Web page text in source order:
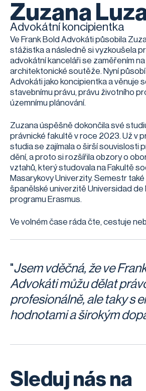
Zuzana
Advokátní koncipientka
Ve Frank Bold Advokáti působila
stážistka a následně si vyzkoušela
advokátní kanceláři se zaměřením
architektonické soutěže. Nyní působí
Advokáti jako koncipientka a věnuje
stavebnímu právu, právu životního
územnímu plánování.
Zuzana úspěšně dokončila své
právnické fakultě v roce 2023. Už v
studia se zajímala o širší souvislosti
dění, a proto si rozšířila obzory o
vztahů, který studovala na Fakultě
Masarykovy Univerzity. Semestr
španělské univerzitě Universidad de
programu Erasmus.
Ve volném čase ráda čte, cestuje
"Jsem vděčná, že ve
Advokáti můžu dělat
profesionálně, ale taky s
hodnotami a širokým
Sleduj nás na